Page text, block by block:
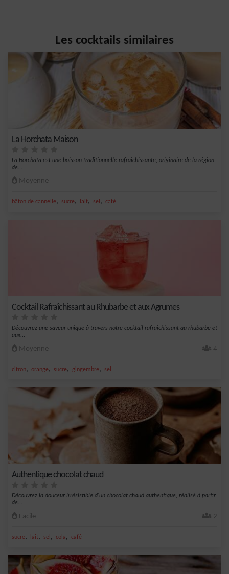
Les cocktails similaires
La Horchata Maison
La Horchata est une boisson traditionnelle rafraîchissante, originaire de la région
de...
Moyenne
bâton de cannelle, sucre, lait, sel , café
Cocktail Rafraîchissant au Rhubarbe et aux Agrumes
Découvrez une saveur unique à travers notre cocktail rafraîchissant au rhubarbe et
aux...
Moyenne 4
citron, orange, sucre, gingembre, sel
Authentique chocolat chaud
Découvrez la douceur irrésistible d'un chocolat chaud authentique, réalisé à partir
de...
Facile 2
sucre, lait, sel , cola, café